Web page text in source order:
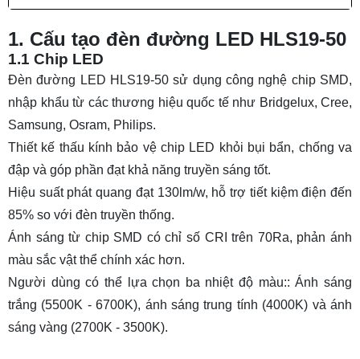
1. Cấu tạo đèn đường LED HLS19-50
1.1 Chip LED
Đèn đường LED HLS19-50 sử dụng công nghệ chip SMD,
nhập khẩu từ các thương hiệu quốc tế như Bridgelux, Cree,
Samsung, Osram, Philips.
Thiết kế thấu kính bảo vệ chip LED khỏi bụi bẩn, chống va
đập và góp phần đạt khả năng truyền sáng tốt.
Hiệu suất phát quang đạt 130lm/w, hỗ trợ tiết kiệm điện đến
85% so với đèn truyền thống.
Ánh sáng từ chip SMD có chỉ số CRI trên 70Ra, phản ánh
màu sắc vật thể chính xác hơn.
Người dùng có thể lựa chọn ba nhiệt độ màu:: Ánh sáng
trắng (5500K - 6700K), ánh sáng trung tính (4000K) và ánh
sáng vàng (2700K - 3500K).